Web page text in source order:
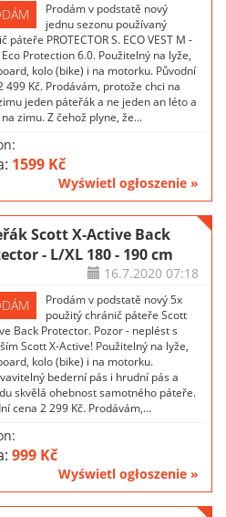
Prodám v podstatě nový
jednu sezonu používaný
páteře PROTECTOR S. ECO VEST M -
Protection 6.0. Použitelný na lyže,
kolo (bike) i na motorku. Původní
499 Kč. Prodávám, protože chci na
jeden páteřák a ne jeden an léto a
zimu. Z čehož plyne, že...
1599 Kč
Wyświetl ogłoszenie »
Scott X-Active Back
- L/XL 180 - 190 cm
16.7.202007:18
Prodám v podstatě nový 5x
použitý chránič páteře Scott
Back Protector. Pozor - neplést s
Scott X-Active! Použitelný na lyže,
kolo (bike) i na motorku.
bederní pás i hrudní pás a
skvělá ohebnost samotného páteře.
cena 2 299 Kč. Prodávám,...
999 Kč
Wyświetl ogłoszenie »